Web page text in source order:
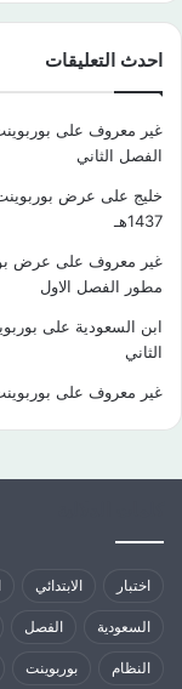
احدث التعليقات
غير معروف على
الفصل الثاني
خليج على عرض
1437هـ
غير معروف على عرض
مطور الفصل الاول
ابن السعودية على
الثاني
غير معروف على
اختبار الابتدائي
السعودية الفصل
النظام بوربوينت